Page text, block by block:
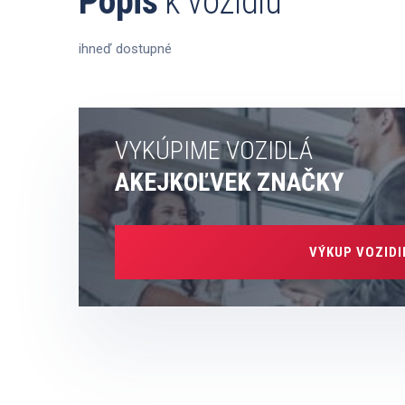
ihneď dostupné
VYKÚPIME VOZIDLÁ
AKEJKOĽVEK ZNAČKY
VÝKUP